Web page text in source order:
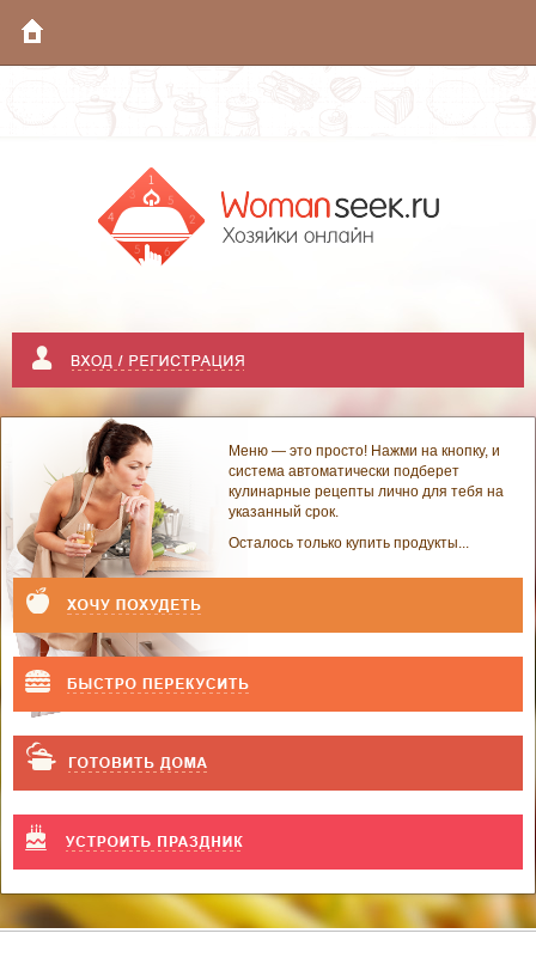
Меню — это просто! Нажми на кнопку, и
система автоматически подберет
кулинарные рецепты лично для тебя на
указанный срок.
Осталось только купить продукты...